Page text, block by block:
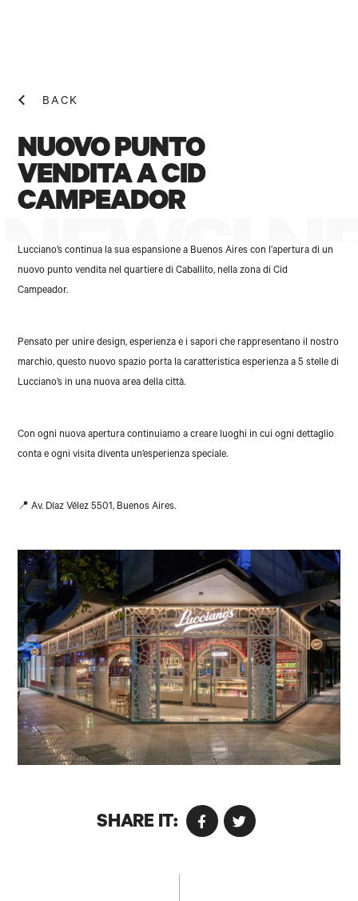
NEWS!
BACK
NUOVO PUNTO
VENDITA A CID
CAMPEADOR
Lucciano’s continua la sua espansione a Buenos Aires con l’apertura di un
nuovo punto vendita nel quartiere di Caballito, nella zona di Cid
Campeador.
Pensato per unire design, esperienza e i sapori che rappresentano il nostro
marchio, questo nuovo spazio porta la caratteristica esperienza a 5 stelle di
Lucciano’s in una nuova area della città.
Con ogni nuova apertura continuiamo a creare luoghi in cui ogni dettaglio
conta e ogni visita diventa un’esperienza speciale.
📍 Av. Díaz Vélez 5501, Buenos Aires.
SHARE IT: